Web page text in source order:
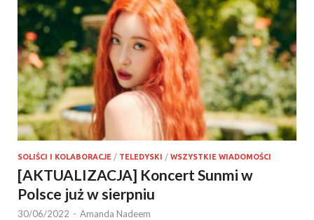
SOLIŚCI I KOLABORACJE / TELEDYSKI / WSZYSTKIE WIADOMOŚCI
[AKTUALIZACJA] Koncert Sunmi w
Polsce już w sierpniu
30/06/2022 - Amanda Nadeem